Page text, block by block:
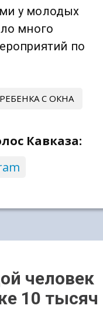
у молодых
много
по
С ОКНА
Кавказа:
человек
10 тысяч